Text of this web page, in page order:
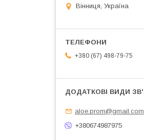
Вінниця, Україна
+380 (67) 498-79-75
aloe.prom@gmail.com
+380674987975